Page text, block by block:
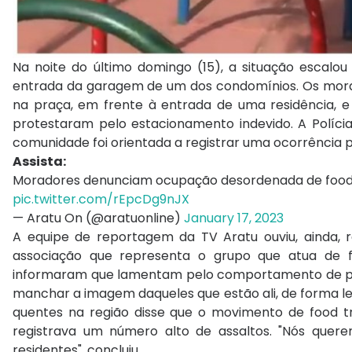
Na noite do último domingo (15), a situação
entrada da garagem de um dos condomínios. Os
na praça, em frente à entrada de uma residência,
protestaram pelo estacionamento indevido. A
comunidade foi orientada a registrar uma ocorrência
Assista:
Moradores denunciam ocupação desordenada de
pic.twitter.com/rEpcDg9nJX
— Aratu On (@aratuonline) January 17, 2023
A equipe de reportagem da TV Aratu ouviu,
associação que representa o grupo que atua de
informaram que lamentam pelo comportamento de
manchar a imagem daqueles que estão ali, de forma
quentes na região disse que o movimento de food
registrava um número alto de assaltos. "Nós